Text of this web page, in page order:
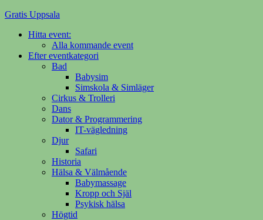
Gratis Uppsala
Din evenemangsguide på nätet
Hitta event:
Alla kommande event
Efter eventkategori
Bad
Babysim
Simskola & Simläger
Cirkus & Trolleri
Dans
Dator & Programmering
IT-vägledning
Djur
Safari
Historia
Hälsa & Välmående
Babymassage
Kropp och Själ
Psykisk hälsa
Högtid